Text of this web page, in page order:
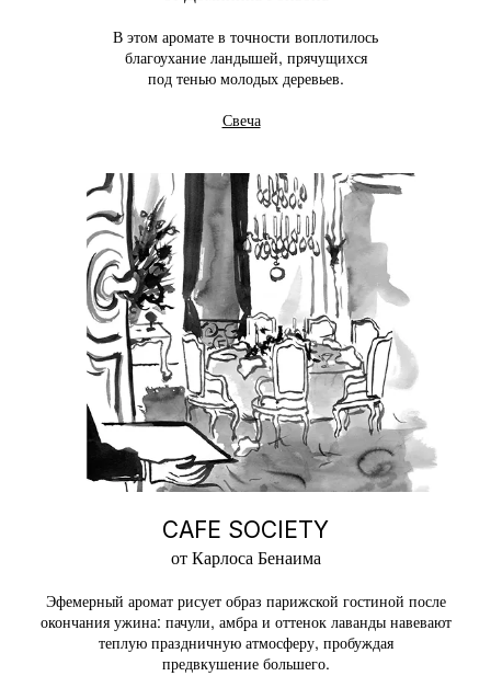
В этом аромате в точности воплотилось
благоухание ландышей, прячущихся
под тенью молодых деревьев.
Свеча
CAFE SOCIETY
от Карлоса Бенаима
Эфемерный аромат рисует образ парижской гостиной после
окончания ужина: пачули, амбра и оттенок лаванды навевают
теплую праздничную атмосферу, пробуждая
предвкушение большего.